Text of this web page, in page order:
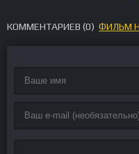
КОММЕНТАРИЕВ (0) ФИЛЬМ